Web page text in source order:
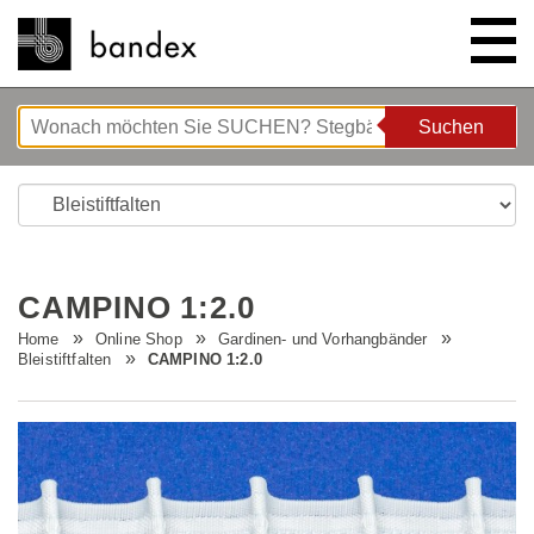
ONLINE SHOP
HIGHLIGHTS
Bettgeflüster
Neue Innovationen
Wave System L'ONDA
ÜBER UNS
Unternehmen
Firmenrundgang
ANLEITUNGEN/TIPPS & TRICKS
Nähanleitung
STELLENANGEBOTE
Suchen
Suchen
CAMPINO 1:2.0
Home Online Shop
Gardinen- und Vorhangbänder
Bleistiftfalten
CAMPINO 1:2.0